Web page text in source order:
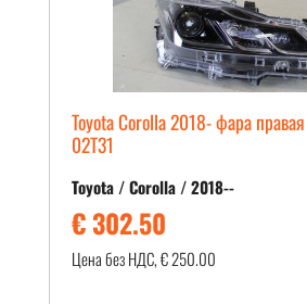
Toyota Corolla 2018- фара
02T31
Toyota / Corolla / 2018--
€ 302.50
Цена без НДС, € 250.00